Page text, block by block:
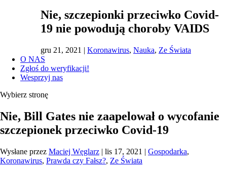
Nie, szczepionki przeciwko Covid-
19 nie powodują choroby VAIDS
gru 21, 2021 | Koronawirus, Nauka, Ze Świata
O NAS
Zgłoś do weryfikacji!
Wesprzyj nas
Wybierz stronę
Nie, Bill Gates nie zaapelował o wycofanie
szczepionek przeciwko Covid-19
Wysłane przez Maciej Węglarz | lis 17, 2021 | Gospodarka,
Koronawirus, Prawda czy Fałsz?, Ze Świata